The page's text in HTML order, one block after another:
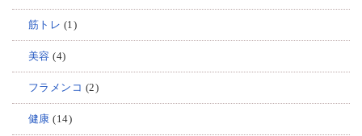
筋トレ (1)
美容 (4)
フラメンコ (2)
健康 (14)